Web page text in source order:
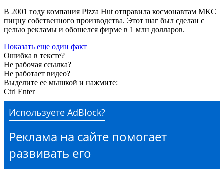
В 2001 году компания Pizza Hut отправила космонавтам МКС
пиццу собственного производства. Этот шаг был сделан с
целью рекламы и обошелся фирме в 1 млн долларов.
Показать еще один факт
Ошибка в тексте?
Не рабочая ссылка?
Не работает видео?
Выделите ее мышкой и нажмите:
Ctrl Enter
Используете AdBlock?
Реклама на сайте помогает
развивать его